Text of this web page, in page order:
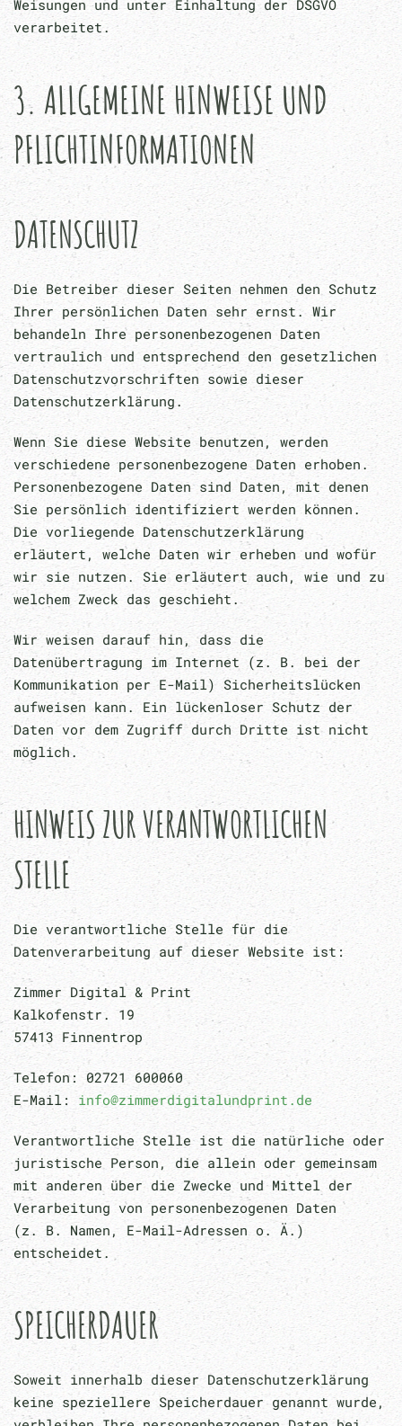
Weisungen und unter Einhaltung der DSGVO
verarbeitet.
3. ALLGEMEINE HINWEISE UND
PFLICHT­INFORMATIONEN
DATENSCHUTZ
Die Betreiber dieser Seiten nehmen den Schutz
Ihrer persönlichen Daten sehr ernst. Wir
behandeln Ihre personenbezogenen Daten
vertraulich und entsprechend den gesetzlichen
Datenschutzvorschriften sowie dieser
Datenschutzerklärung.
Wenn Sie diese Website benutzen, werden
verschiedene personenbezogene Daten erhoben.
Personenbezogene Daten sind Daten, mit denen
Sie persönlich identifiziert werden können.
Die vorliegende Datenschutzerklärung
erläutert, welche Daten wir erheben und wofür
wir sie nutzen. Sie erläutert auch, wie und zu
welchem Zweck das geschieht.
Wir weisen darauf hin, dass die
Datenübertragung im Internet (z. B. bei der
Kommunikation per E-Mail) Sicherheitslücken
aufweisen kann. Ein lückenloser Schutz der
Daten vor dem Zugriff durch Dritte ist nicht
möglich.
HINWEIS ZUR VERANTWORTLICHEN
STELLE
Die verantwortliche Stelle für die
Datenverarbeitung auf dieser Website ist:
Zimmer Digital & Print
Kalkofenstr. 19
57413 Finnentrop
Telefon: 02721 600060
E-Mail: info@zimmerdigitalundprint.de
Verantwortliche Stelle ist die natürliche oder
juristische Person, die allein oder gemeinsam
mit anderen über die Zwecke und Mittel der
Verarbeitung von personenbezogenen Daten
(z. B. Namen, E-Mail-Adressen o. Ä.)
entscheidet.
SPEICHERDAUER
Soweit innerhalb dieser Datenschutzerklärung
keine speziellere Speicherdauer genannt wurde,